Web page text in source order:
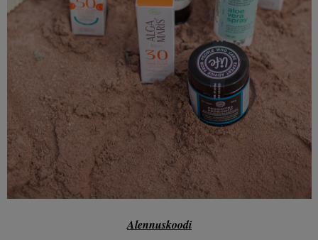
Alennuskoodi